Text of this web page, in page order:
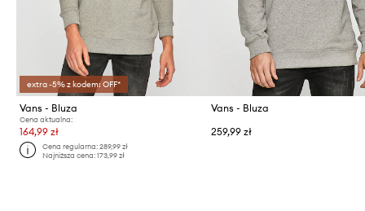
extra -5% z kodem: OFF*
Vans - Bluza
Cena aktualna:
164,99 zł
Cena regularna:289,99 zł
Najniższa cena:173,99 zł
Vans - Bluza
259,99 zł